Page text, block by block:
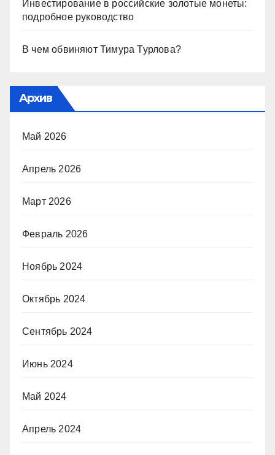
Инвестирование в российские золотые монеты:
подробное руководство
В чем обвиняют Тимура Турлова?
Архив
Май 2026
Апрель 2026
Март 2026
Февраль 2026
Ноябрь 2024
Октябрь 2024
Сентябрь 2024
Июнь 2024
Май 2024
Апрель 2024